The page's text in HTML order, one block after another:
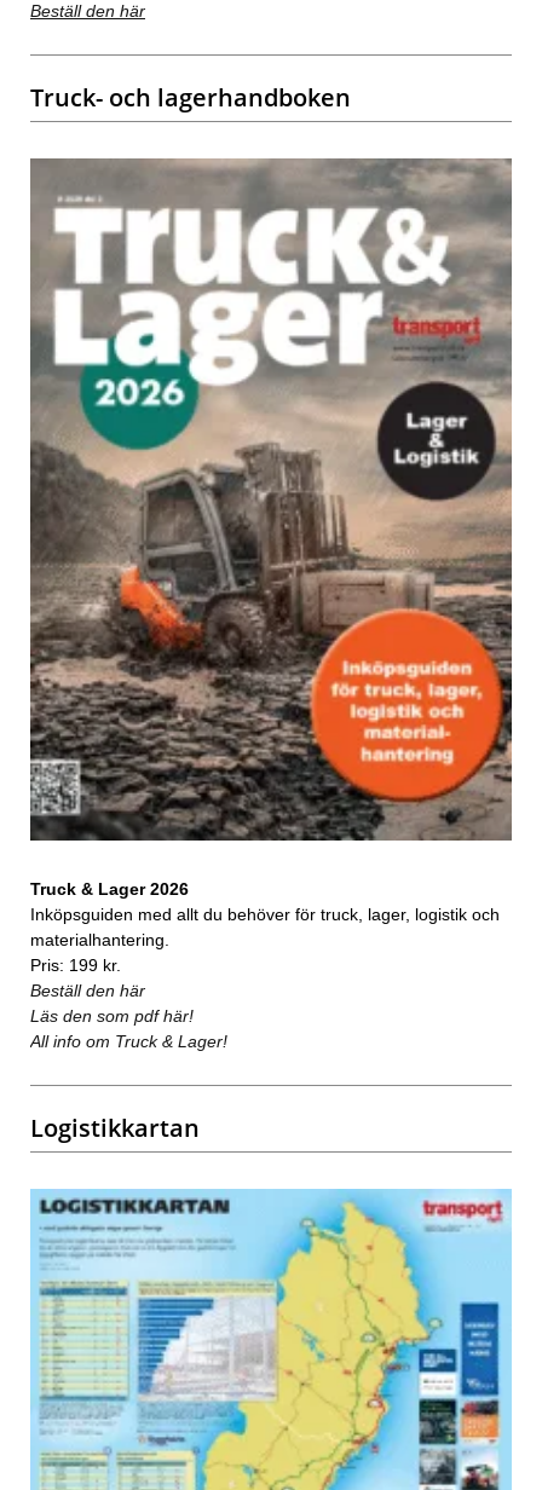
Beställ den här
Truck- och lagerhandboken
Truck & Lager 2026
Inköpsguiden med allt du behöver för truck, lager, logistik och
materialhantering.
Pris: 199 kr.
Beställ den här
Läs den som pdf här!
All info om Truck & Lager!
Logistikkartan